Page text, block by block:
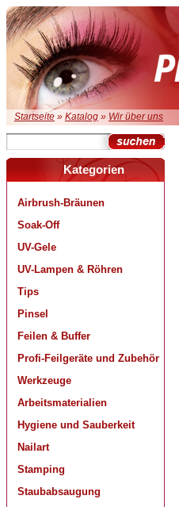
Startseite » Katalog » Wir über uns
Kategorien
Airbrush-Bräunen
Soak-Off
UV-Gele
UV-Lampen & Röhren
Tips
Pinsel
Feilen & Buffer
Profi-Feilgeräte und Zubehör
Werkzeuge
Arbeitsmaterialien
Hygiene und Sauberkeit
Nailart
Stamping
Staubabsaugung